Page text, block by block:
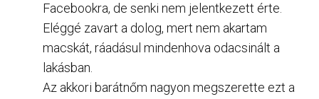
Facebookra, de senki nem jelentkezett érte.
Eléggé zavart a dolog, mert nem akartam
macskát, ráadásul mindenhova odacsinált a
lakásban.
Az akkori barátnőm nagyon megszerette ezt a